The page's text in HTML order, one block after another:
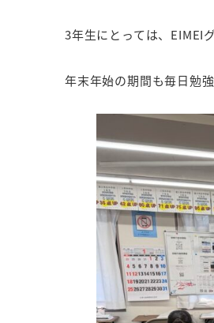
3年生にとっては、EIMEI
年末年始の期間も毎日勉